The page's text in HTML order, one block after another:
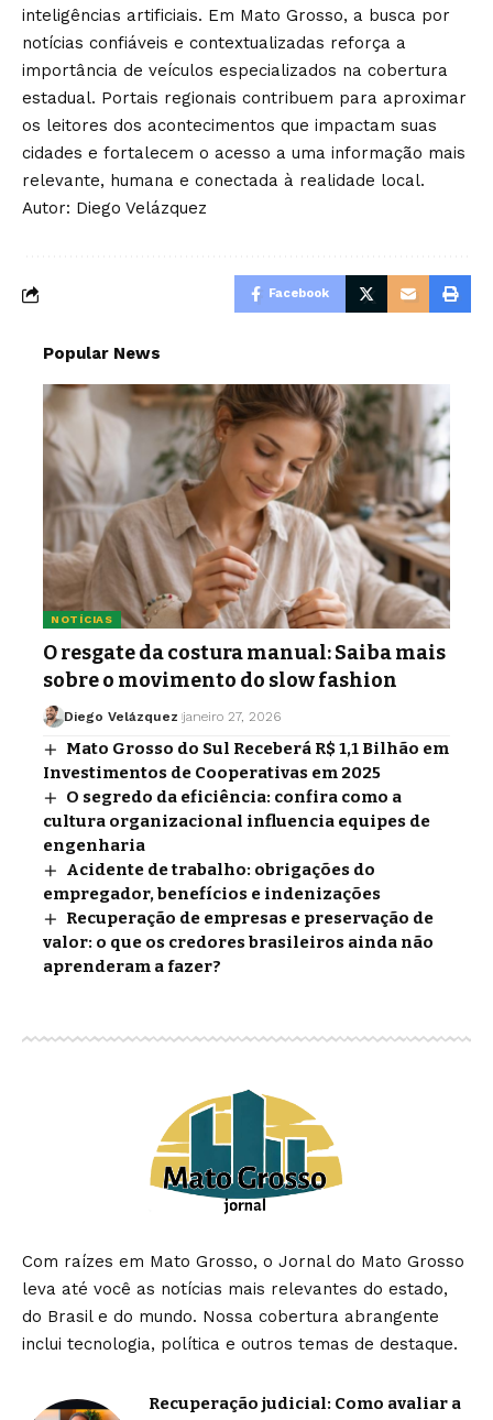
inteligências artificiais. Em Mato Grosso, a busca por
notícias confiáveis e contextualizadas reforça a
importância de veículos especializados na cobertura
estadual. Portais regionais contribuem para aproximar
os leitores dos acontecimentos que impactam suas
cidades e fortalecem o acesso a uma informação mais
relevante, humana e conectada à realidade local.
Autor: Diego Velázquez
Facebook
Popular News
NOTÍCIAS
O resgate da costura manual: Saiba mais
sobre o movimento do slow fashion
Diego Velázquez janeiro 27, 2026
Mato Grosso do Sul Receberá R$ 1,1 Bilhão em
Investimentos de Cooperativas em 2025
O segredo da eficiência: confira como a
cultura organizacional influencia equipes de
engenharia
Acidente de trabalho: obrigações do
empregador, benefícios e indenizações
Recuperação de empresas e preservação de
valor: o que os credores brasileiros ainda não
aprenderam a fazer?
Com raízes em Mato Grosso, o Jornal do Mato Grosso
leva até você as notícias mais relevantes do estado,
do Brasil e do mundo. Nossa cobertura abrangente
inclui tecnologia, política e outros temas de destaque.
Recuperação judicial: Como avaliar a